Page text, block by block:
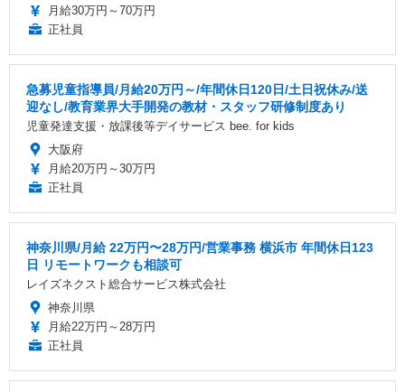
月給30万円～70万円
正社員
急募児童指導員/月給20万円～/年間休日120日/土日祝休み/送
迎なし/教育業界大手開発の教材・スタッフ研修制度あり
児童発達支援・放課後等デイサービス bee. for kids
大阪府
月給20万円～30万円
正社員
神奈川県/月給 22万円〜28万円/営業事務 横浜市 年間休日123
日 リモートワークも相談可
レイズネクスト総合サービス株式会社
神奈川県
月給22万円～28万円
正社員